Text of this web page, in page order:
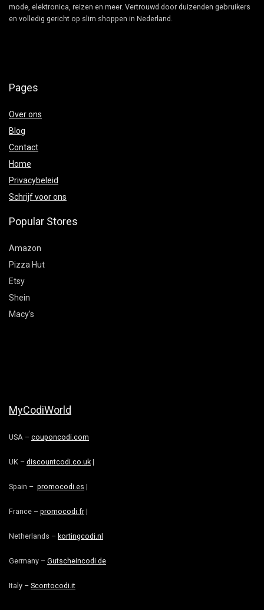
mode, elektronica, reizen en meer. Vertrouwd door duizenden gebruikers
en volledig gericht op slim shoppen in Nederland.
Pages
Over ons
Blog
Contact
Home
Privacybeleid
Schrijf voor ons
Popular Stores
Amazon
Pizza Hut
Etsy
Shein
Macy’s
MyCodiWorld
USA – couponcodi.com
UK – discountcodi.co.uk |
Spain – promocodi.es |
France – promocodi.fr |
Netherlands – kortingcodi.nl
Germany – Gutscheincodi.de
Italy – Scontocodi.it